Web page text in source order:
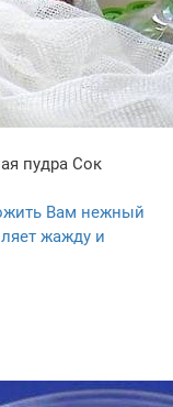
пудра Сок
Вам нежный
жажду и